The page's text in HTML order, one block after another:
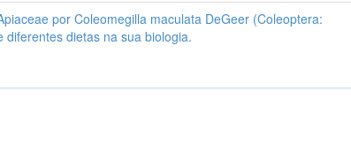
por Coleomegilla maculata DeGeer (Coleoptera:
diferentes dietas na sua biologia.